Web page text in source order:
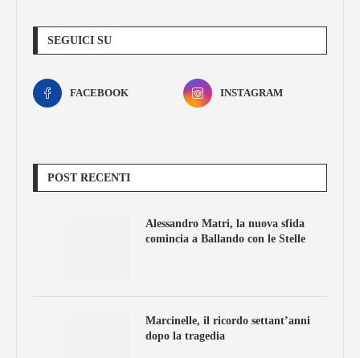
SEGUICI SU
FACEBOOK INSTAGRAM
POST RECENTI
Alessandro Matri, la nuova sfida
comincia a Ballando con le Stelle
Marcinelle, il ricordo settant’anni
dopo la tragedia